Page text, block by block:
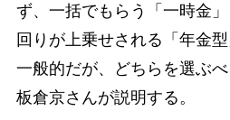
ず、一括でもらう「一時金
回りが上乗せされる「年金
一般的だが、どちらを選ぶ
板倉京さんが説明する。